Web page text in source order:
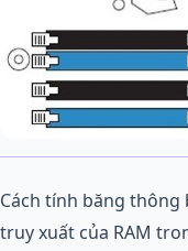
Cách tính băng thông
truy xuất của RAM